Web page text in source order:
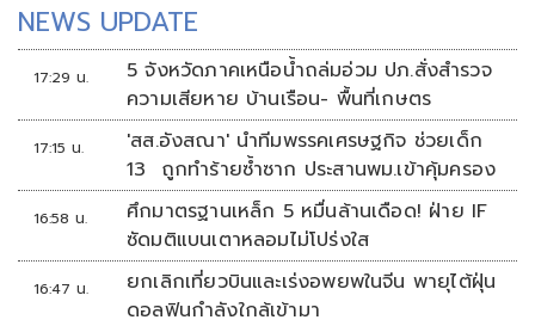
NEWS UPDATE
17:29 น.
5 จังหวัดภาคเหนือน้ำถล่มอ่วม ปภ.สั่งสำรวจ
ความเสียหาย บ้านเรือน- พื้นที่เกษตร
17:15 น.
'สส.อังสณา' นำทีมพรรคเศรษฐกิจ ช่วยเด็ก
13 ถูกทำร้ายซ้ำซาก ประสานพม.เข้าคุ้มครอง
16:58 น.
ศึกมาตรฐานเหล็ก 5 หมื่นล้านเดือด! ฝ่าย IF
ซัดมติแบนเตาหลอมไม่โปร่งใส
16:47 น.
ยกเลิกเที่ยวบินและเร่งอพยพในจีน พายุไต้ฝุ่น
ดอลฟินกำลังใกล้เข้ามา